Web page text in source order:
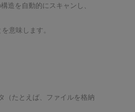
を自動的にスキャンし、
意味します。
（たとえば、ファイルを格納